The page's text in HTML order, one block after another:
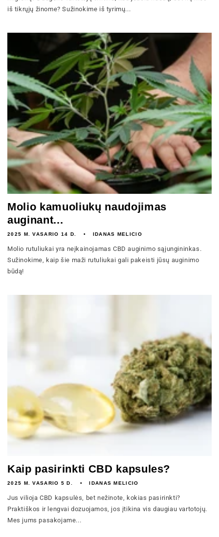
iš tikrųjų žinome? Sužinokime iš tyrimų...
Molio kamuoliukų naudojimas
auginant...
2025 M. VASARIO 14 D. IDANAS MELICIO
Molio rutuliukai yra neįkainojamas CBD auginimo sąjungininkas.
Sužinokime, kaip šie maži rutuliukai gali pakeisti jūsų auginimo
būdą!
Kaip pasirinkti CBD kapsules?
2025 M. VASARIO 5 D. IDANAS MELICIO
Jus vilioja CBD kapsulės, bet nežinote, kokias pasirinkti?
Praktiškos ir lengvai dozuojamos, jos įtikina vis daugiau vartotojų.
Mes jums pasakojame...